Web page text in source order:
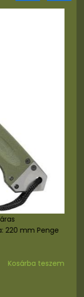
220 mm Penge
Kosárba teszem